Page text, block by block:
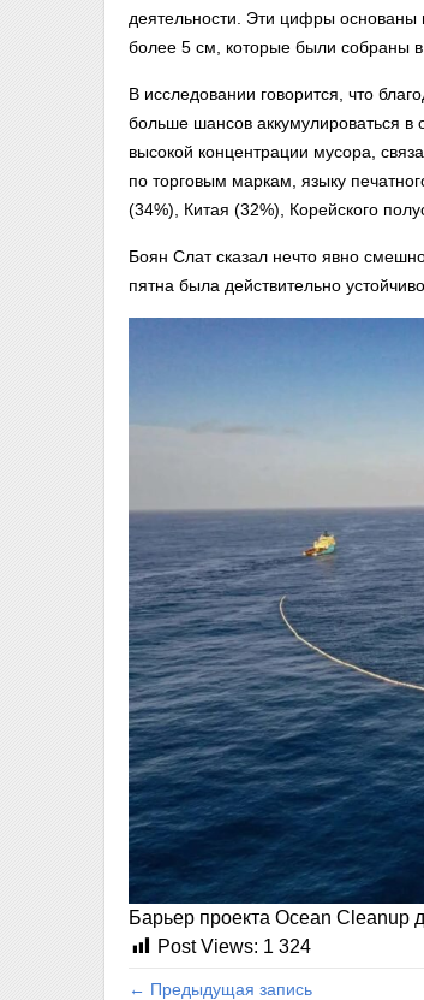
деятельности. Эти цифры основаны
более 5 см, которые были собраны в
В исследовании говорится, что
больше шансов аккумулироваться в
высокой концентрации мусора,
по торговым маркам, языку
(34%), Китая (32%), Корейского
Боян Слат сказал нечто явно
пятна была действительно
Барьер проекта Ocean Cleanup
Post Views: 1 324
← Предыдущая запись